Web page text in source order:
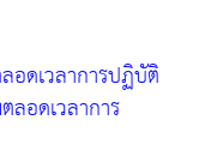
อดเวลาการปฏิบัติ
อดเวลาการ